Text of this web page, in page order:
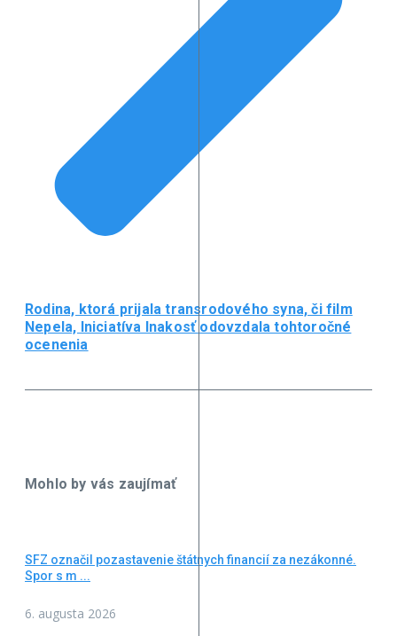
Rodina, ktorá prijala transrodového syna, či film
Nepela, Iniciatíva Inakosť odovzdala tohtoročné
ocenenia
Mohlo by vás zaujímať
SFZ označil pozastavenie štátnych financií za nezákonné.
Spor s m ...
6. augusta 2026